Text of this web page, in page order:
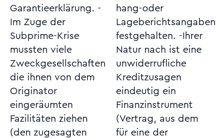
Garantieerklärung. -
Im Zuge der
Subprime-Krise
mussten viele
Zweckgesellschaften
die ihnen von dem
Originator
eingeräumten
Fazilitäten ziehen
(den zugesagten
hang-oder
Lageberichtsangaben
festgehalten. -Ihrer
Natur nach ist eine
unwiderrufliche
Kreditzusagen
eindeutig ein
Finanzinstrument
(Vertrag, aus dem
für eine der